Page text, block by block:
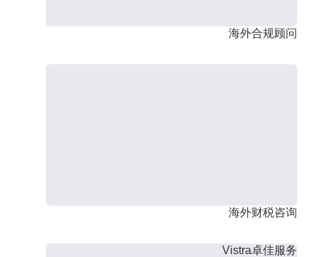
海外合规顾问
海外财税咨询
Vistra卓佳服务